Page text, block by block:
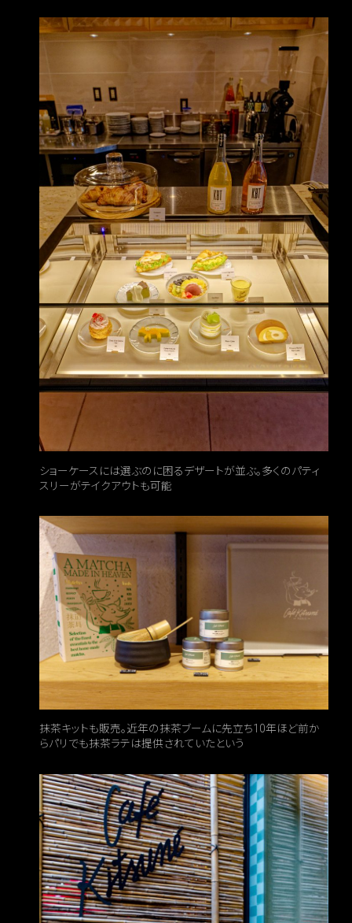
ショーケースには選ぶのに困るデザートが並ぶ。多くのパティ
スリーがテイクアウトも可能
抹茶キットも販売。近年の抹茶ブームに先立ち10年ほど前か
らパリでも抹茶ラテは提供されていたという